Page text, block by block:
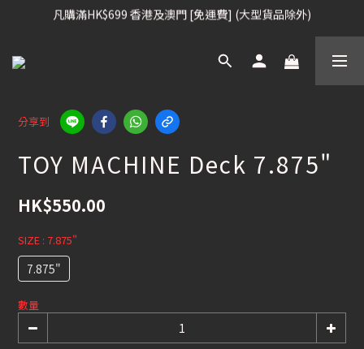
凡購滿HK$699 香港及澳門 [免運費] (大型貨品除外)
凡購滿HK$699 香港及澳門 [免運費] (大型貨品除外)
凡購滿HK$699 香港及澳門 [免運費] (大型貨品除外)
分享到
TOY MACHINE Deck 7.875"
HK$550.00
SIZE : 7.875"
7.875"
數量